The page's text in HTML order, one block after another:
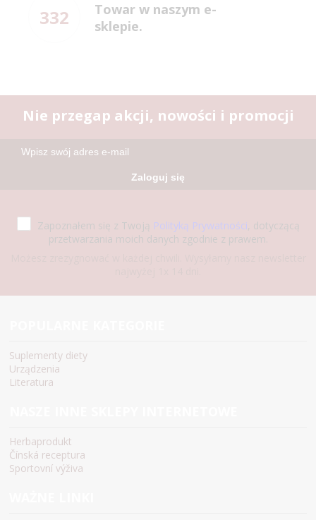
332
Towar w naszym e-
sklepie.
Nie przegap akcji, nowości i promocji
Zaloguj się
Zapoznałem się z Twoją Polityką Prywatności, dotyczącą
przetwarzania moich danych zgodnie z prawem.
Suplementy diety
Urządzenia
Literatura
Herbaprodukt
Čínská receptura
Sportovní výživa